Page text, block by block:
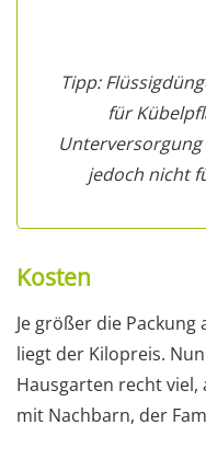
Tipp:
für
jedoch nicht
Kosten
Je größer die
liegt der Kilopreis.
Hausgarten recht viel,
mit Nachbarn, der